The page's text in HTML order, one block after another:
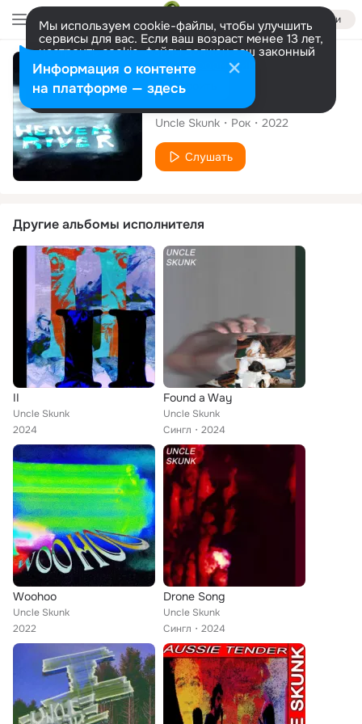
Войти
Мы используем cookie-файлы, чтобы улучшить
сервисы для вас. Если ваш возраст менее 13 лет,
настроить cookie-файлы должен ваш законный
представитель. Больше информации
Разрешить все Настроить
Альбом
Heaven River
Uncle Skunk Рок 2022
Слушать
Другие альбомы исполнителя
II
Uncle Skunk
2024
Found a Way
Uncle Skunk
Сингл
2024
Woohoo
Uncle Skunk
2022
Drone Song
Uncle Skunk
Сингл
2024
Информация о контенте
на платформе — здесь